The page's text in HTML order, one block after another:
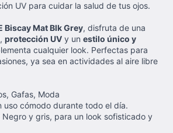
UV para cuidar la salud de tus ojos.
Biscay Mat Blk Grey, disfruta de una
, protección UV y un estilo único y
cualquier look. Perfectas para
ya sea en actividades al aire libre
Gafas, Moda
uso cómodo durante todo el día.
Negro y gris, para un look sofisticado y